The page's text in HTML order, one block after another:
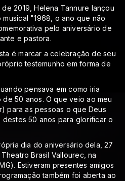
2019, Helena Tannure lançou
"1968, o ano que não
pelo aniversário de
e pastora.
é marcar a celebração de seu
testemunho em forma de
pensava em como iria
50 anos. O que veio ao meu
para as pessoas o que Deus
50 anos para glorificar o
dia do aniversário dela, 27
Brasil Vallourec, na
Estiveram presentes amigos
também foi aberta ao